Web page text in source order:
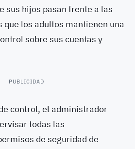
sus hijos pasan frente a las
los adultos mantienen una
sobre sus cuentas y
PUBLICIDAD
control, el administrador
todas las
de seguridad de